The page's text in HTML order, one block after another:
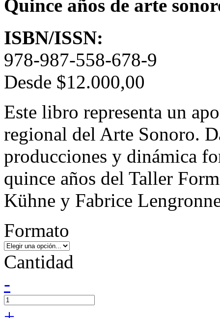
Quince años de arte
ISBN/ISSN:
978-987-558-678-9
Desde $12.000,00
Este libro representa un
regional del Arte Sonoro.
producciones y dinámica
quince años del Taller
Kühne y Fabrice
Formato
Cantidad
-